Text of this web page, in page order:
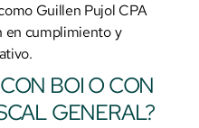
Guillen Pujol CPA
en cumplimiento y
BOI O CON
GENERAL?